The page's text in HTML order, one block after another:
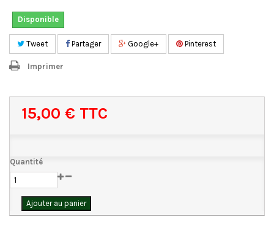
Disponible
Tweet Partager Google+ Pinterest
Imprimer
15,00 € TTC
Quantité
Ajouter au panier